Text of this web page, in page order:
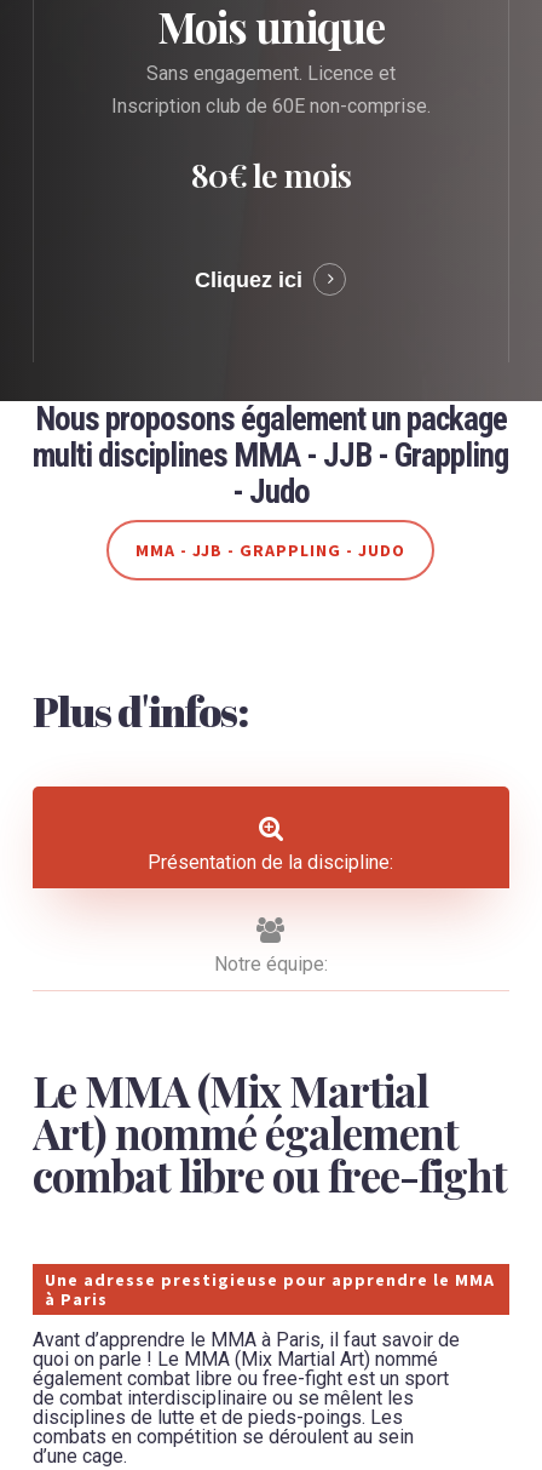
Mois unique
Sans engagement. Licence et
Inscription club de 60E non-comprise.
80€ le mois
Cliquez ici
Nous proposons également un package
multi disciplines MMA - JJB - Grappling
- Judo
MMA - JJB - GRAPPLING - JUDO
Plus d'infos:
Présentation de la discipline:
Notre équipe:
Le MMA (Mix Martial
Art) nommé également
combat libre ou free-fight
Une adresse prestigieuse pour apprendre le MMA
à Paris
Avant d’apprendre le MMA à Paris, il faut savoir de
quoi on parle ! Le MMA (Mix Martial Art) nommé
également combat libre ou free-fight est un sport
de combat interdisciplinaire ou se mêlent les
disciplines de lutte et de pieds-poings. Les
combats en compétition se déroulent au sein
d’une cage.